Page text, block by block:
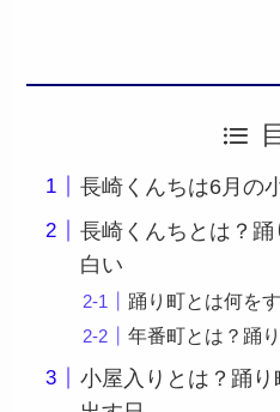
長崎くんちは6月の
長崎くんちとは？
白い
踊り町とは何を
年番町とは？踊
小屋入りとは？踊